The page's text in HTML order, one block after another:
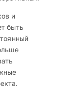
и
быть